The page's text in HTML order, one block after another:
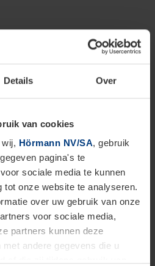
Details Over
van cookies
Hörmann NV/SA, gebruik
pagina's te
sociale media te kunnen
tot onze website te analyseren.
over uw gebruik van onze
voor sociale media,
partners kunnen deze
andere gegevens die u